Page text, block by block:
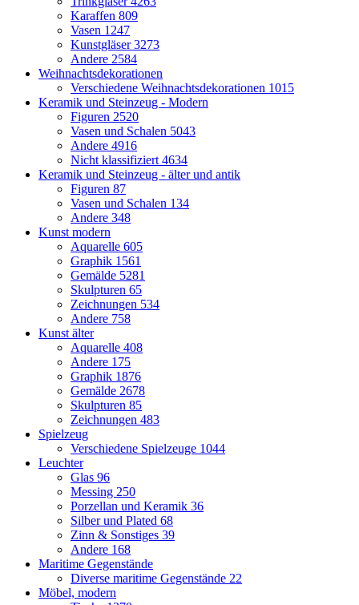
Karaffen 809
Vasen 1247
Kunstgläser3273
Andere 2584
Weihnachtsdekorationen
Verschiedene Weihnachtsdekorationen 1015
Keramik und Steinzeug - Modern
Figuren 2520
Vasen und Schalen 5043
Andere 4916
Nicht klassifiziert 4634
Keramik und Steinzeug - älter und antik
Figuren 87
Vasen und Schalen 134
Andere 348
Kunst modern
Aquarelle 605
Graphik 1561
Gemälde 5281
Skulpturen 65
Zeichnungen 534
Andere 758
Kunst älter
Aquarelle 408
Andere 175
Graphik 1876
Gemälde 2678
Skulpturen 85
Zeichnungen 483
Spielzeug
Verschiedene Spielzeuge 1044
Leuchter
Glas 96
Messing 250
Porzellan und Keramik 36
Silber und Plated 68
Zinn & Sonstiges 39
Andere 168
Maritime Gegenstände
Diverse maritime Gegenstände 22
Möbel, modern